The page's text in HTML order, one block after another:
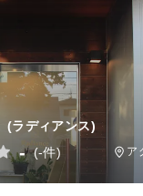
(ラディアンス)
- (-件) ア